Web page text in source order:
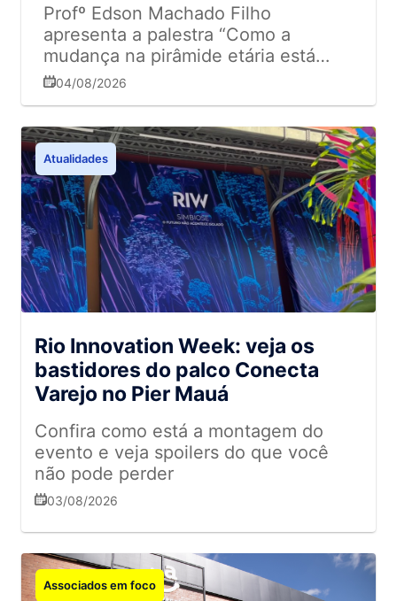
Profº Edson Machado Filho
apresenta a palestra “Como a
mudança na pirâmide etária está
mudando os hábitos de consumo" na
04/08/2026
Atualidades
Rio Innovation Week: veja os
bastidores do palco Conecta
Varejo no Pier Mauá
Confira como está a montagem do
evento e veja spoilers do que você
não pode perder
03/08/2026
Associados em foco